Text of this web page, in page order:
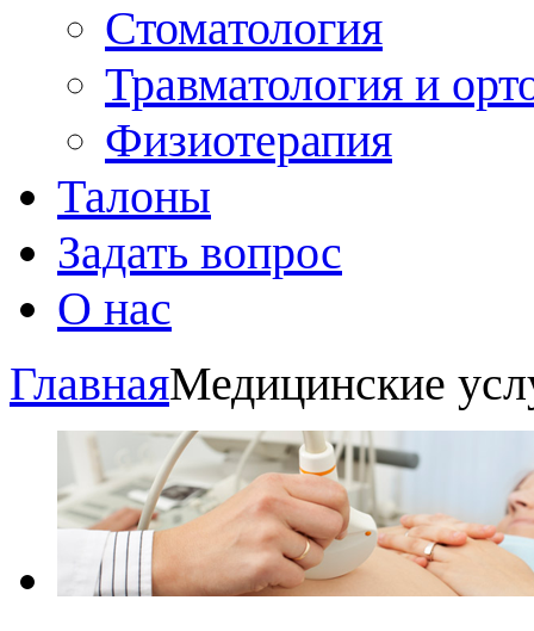
Стоматология
Травматология и
Физиотерапия
Талоны
Задать вопрос
О нас
ГлавнаяМедицинские